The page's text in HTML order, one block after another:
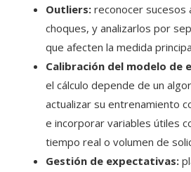
Outliers: reconocer sucesos
choques, y analizarlos por
que afecten la medida
Calibración del modelo de
el cálculo depende de un
actualizar su entrenamiento
e incorporar variables útiles
tiempo real o volumen de
Gestión de expectativas: